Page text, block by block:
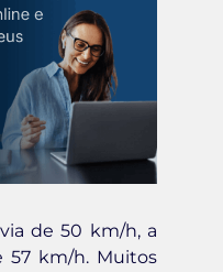
de 50 km/h, a
57 km/h. Muitos